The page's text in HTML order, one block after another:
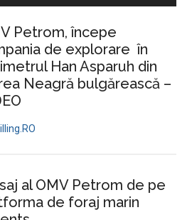
platformei
de
producţie
gaze
Neagră
Petrom, începe
de explorare în
Han Asparuh din
Neagră bulgărească –
al OMV Petrom de pe
de foraj marin